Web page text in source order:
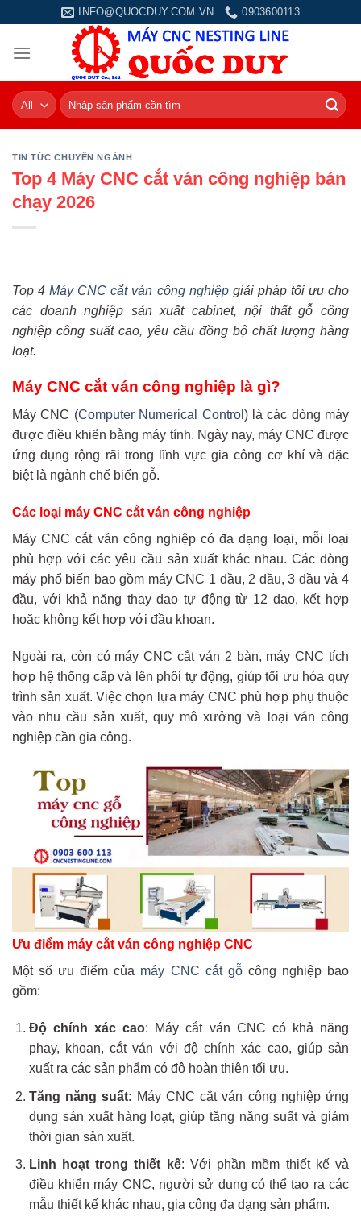
content
INFO@QUOCDUY.COM.VN 0903600113
Tìm
kiếm:
TIN TỨC CHUYÊN NGÀNH
Top 4 Máy CNC cắt ván công nghiệp bán
chạy 2026
Top 4Máy CNC cắt ván công nghiệpgiải pháp tối ưu cho
các doanh nghiệp sản xuất cabinet, nội thất gỗ công
nghiệp công suất cao, yêu cầu đồng bộ chất lượng hàng
loạt.
Máy CNC cắt ván công nghiệp là gì?
Máy CNC (Computer Numerical Control ) là các dòng máy
được điều khiển bằng máy tính. Ngày nay, máy CNC được
ứng dụng rộng rãi trong lĩnh vực gia công cơ khí và đặc
biệt là ngành chế biến gỗ.
Các loại máy CNC cắt ván công nghiệp
Máy CNC cắt ván công nghiệp có đa dạng loại, mỗi loại
phù hợp với các yêu cầu sản xuất khác nhau. Các dòng
máy phổ biến bao gồm máy CNC 1 đầu, 2 đầu, 3 đầu và 4
đầu, với khả năng thay dao tự động từ 12 dao, kết hợp
hoặc không kết hợp với đầu khoan.
Ngoài ra, còn có máy CNC cắt ván 2 bàn, máy CNC tích
hợp hệ thống cấp và lên phôi tự động, giúp tối ưu hóa quy
trình sản xuất. Việc chọn lựa máy CNC phù hợp phụ thuộc
vào nhu cầu sản xuất, quy mô xưởng và loại ván công
nghiệp cần gia công.
Ưu điểm máy cắt ván công nghiệp CNC
Một số ưu điểm của máy CNC cắt gỗcông nghiệp bao
gồm:
Độ chính xác cao: Máy cắt ván CNC có khả năng
phay, khoan, cắt ván với độ chính xác cao, giúp sản
xuất ra các sản phẩm có độ hoàn thiện tối ưu.
Tăng năng suất: Máy CNC cắt ván công nghiệp ứng
dụng sản xuất hàng loạt, giúp tăng năng suất và giảm
thời gian sản xuất.
Linh hoạt trong thiết kế: Với phần mềm thiết kế và
điều khiển máy CNC, người sử dụng có thể tạo ra các
mẫu thiết kế khác nhau, gia công đa dạng sản phẩm.